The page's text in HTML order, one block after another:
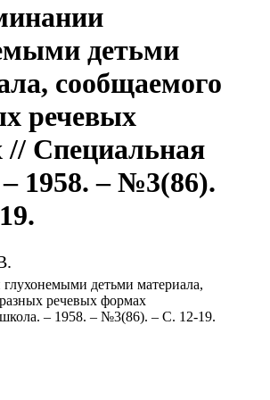
детьми
сообщаемого
речевых
Специальная
1958. – №3(86).
детьми материала,
речевых формах
– 1958. – №3(86). – С. 12-19.